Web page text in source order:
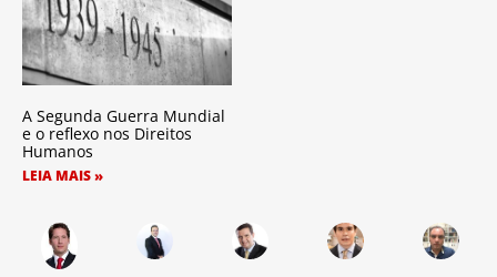
A Segunda Guerra Mundial
e o reflexo nos Direitos
Humanos
LEIA MAIS »